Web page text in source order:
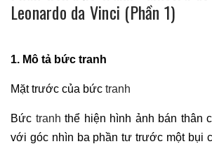
Leonardo da Vinci (Phần 1)
1. Mô tả bức tranh
Mặt trước của bức tranh
Bức tranh thể hiện hình ảnh bán thân
với góc nhìn ba phần tư trước một bụi